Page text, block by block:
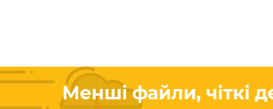
Менші файли, чіткі